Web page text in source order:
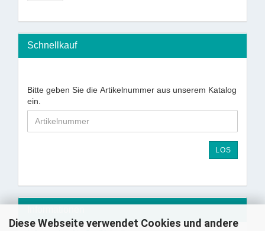
Diese Webseite verwendet Cookies und andere
Schnellkauf
Bitte geben Sie die Artikelnummer aus unserem Katalog
ein.
LOS